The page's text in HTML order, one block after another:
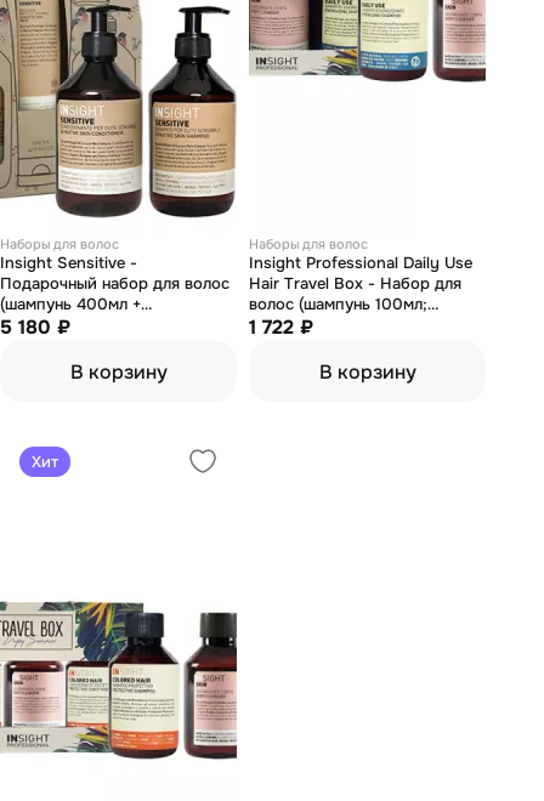
Наборы для волос
Insight Sensitive -
Подарочный набор для волос
(шампунь 400мл +
кондиционер 400мл + маска
5 180 ₽
В корзину
Наборы для волос
Insight Professional Daily Use
Hair Travel Box - Набор для
волос (шампунь 100мл;
кондиционер 100мл; гель для
1 722 ₽
В корзину
Хит